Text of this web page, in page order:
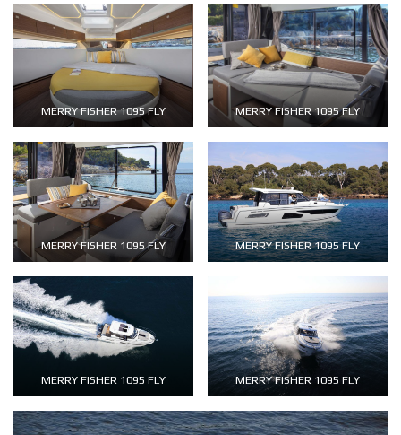
MERRY FISHER 1095 FLY MERRY FISHER 1095 FLY
MERRY FISHER 1095 FLY MERRY FISHER 1095 FLY
MERRY FISHER 1095 FLY MERRY FISHER 1095 FLY